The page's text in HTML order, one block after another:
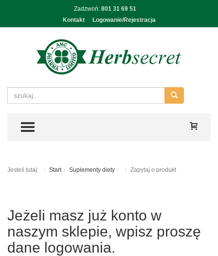
Zadzwoń: 801 31 69 51
Kontakt
Logowanie/Rejestracja
TOGGLE MENU
Jesteś tutaj: Start Suplementy diety Zapytaj o produkt
Jeżeli masz już konto w
naszym sklepie, wpisz proszę
dane logowania.